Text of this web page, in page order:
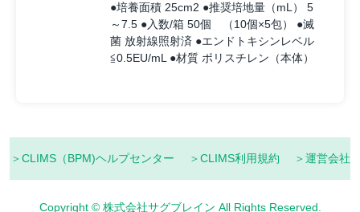
●培養面積 25cm2 ●推奨培地量（mL） 5
～7.5 ●入数/箱 50個 （10個×5包） ●滅
菌 放射線照射済 ●エンドトキシンレベル
≦0.5EU/mL ●材質 ポリスチレン（本体）
＞CLIMS（BPM)ヘルプセンター ＞CLIMS利用規約 ＞運営会社
Copyright © 株式会社サグブレイン All Rights Reserved.